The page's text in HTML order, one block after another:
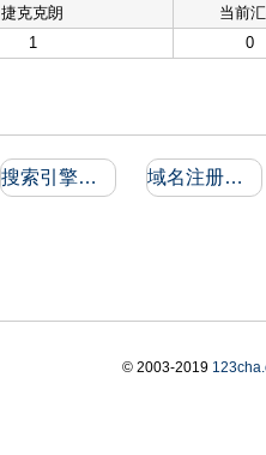
捷克克朗
当前
1
0
搜索引擎收录和反向链接 域名注册信息
© 2003-2019